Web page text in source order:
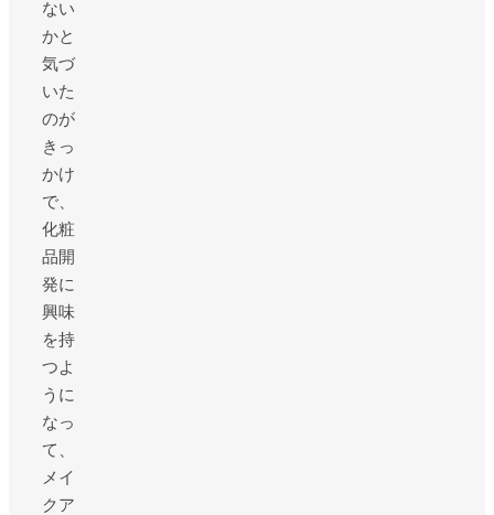
ない
かと
気づ
いた
のが
きっ
かけ
で、
化粧
品開
発に
興味
を持
つよ
うに
なっ
て、
メイ
クア